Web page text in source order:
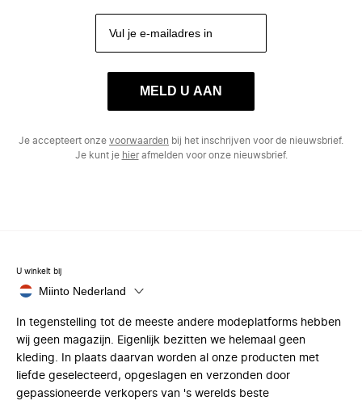
MELD U AAN
Je accepteert onze voorwaarden bij het inschrijven voor de nieuwsbrief.
Je kunt je hierafmelden voor onze nieuwsbrief.
U winkelt bij
Miinto Nederland
In tegenstelling tot de meeste andere modeplatforms hebben
wij geen magazijn. Eigenlijk bezitten we helemaal geen
kleding. In plaats daarvan worden al onze producten met
liefde geselecteerd, opgeslagen en verzonden door
gepassioneerde verkopers van 's werelds beste